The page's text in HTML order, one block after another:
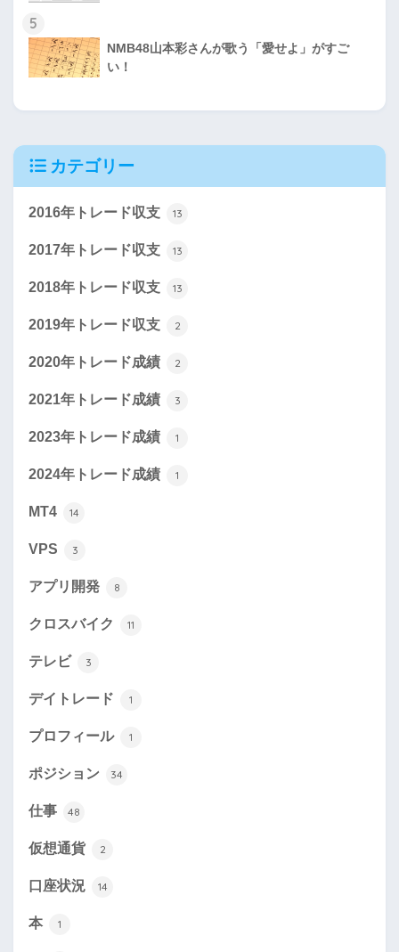
5
NMB48山本彩さんが歌う「愛せよ」がすご
い！
カテゴリー
2016年トレード収支 13
2017年トレード収支 13
2018年トレード収支 13
2019年トレード収支 2
2020年トレード成績 2
2021年トレード成績 3
2023年トレード成績 1
2024年トレード成績 1
MT4 14
VPS 3
アプリ開発 8
クロスバイク 11
テレビ 3
デイトレード 1
プロフィール 1
ポジション 34
仕事 48
仮想通貨 2
口座状況 14
本 1